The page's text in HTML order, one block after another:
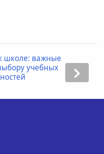
школе: важные
учебных